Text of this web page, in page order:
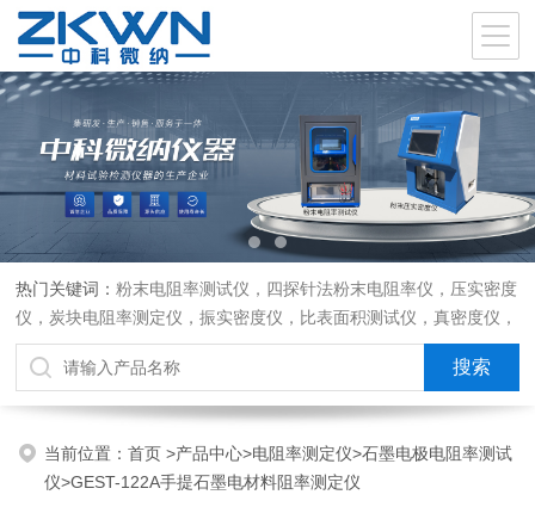
热门关键词：粉末电阻率测试仪，四探针法粉末电阻率仪，压实密度
仪，炭块电阻率测定仪，振实密度仪，比表面积测试仪，真密度仪，
炭块热膨胀仪，炭块透气率仪，炭块二氧化碳反应测定仪
当前位置：首页>产品中心>电阻率测定仪>石墨电极电阻率测试
仪>GEST-122A手提石墨电材料阻率测定仪